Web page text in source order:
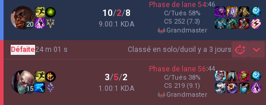
20
10/2/8
9.00:1 KDA
Phase de lane 54:46
C/Tués 58%
CS 252 (7.3)
grandmaster
Classé en solo/duoil y a 3 jours
Défaite24 m 01 s
15
3/5/2
1.00:1 KDA
Phase de lane 56:44
C/Tués 38%
CS 219 (9.1)
grandmaster